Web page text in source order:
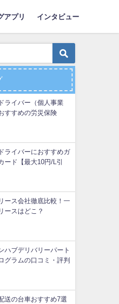
アプリ インタビュー
ライバー（個人事業
すすめの労災保険
ライバーにおすすめガ
ード【最大10円/L引
ース会社徹底比較！一
ースはどこ？
ハブデリバリーパート
グラムの口コミ・評判
送の台車おすすめ7選